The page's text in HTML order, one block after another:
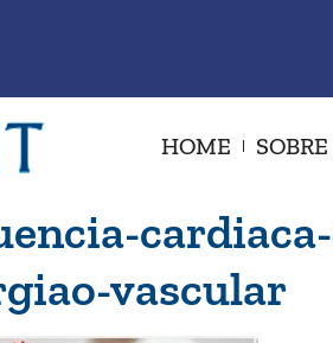
HOME
vascular